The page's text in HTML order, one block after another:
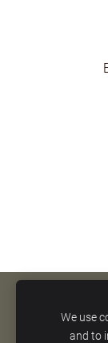
We use
and to